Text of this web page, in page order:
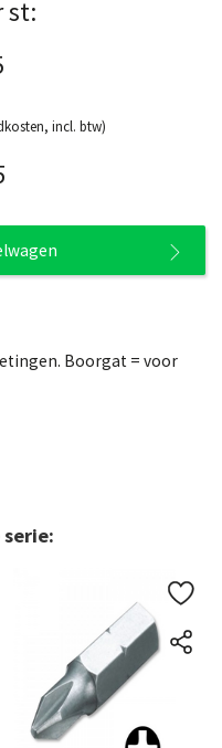
st:
incl. btw)
Boorgat = voor